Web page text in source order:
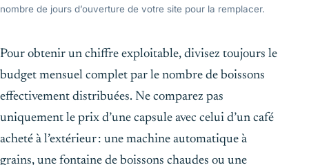
nombre de jours d’ouverture de votre site pour la remplacer.
Pour obtenir un chiffre exploitable, divisez toujours le
budget mensuel complet par le nombre de boissons
effectivement distribuées. Ne comparez pas
uniquement le prix d’une capsule avec celui d’un café
acheté à l’extérieur : une machine automatique à
grains, une fontaine de boissons chaudes ou une